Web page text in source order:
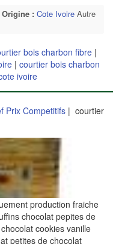
Origine : Cote Ivoire Autre
bois charbon fibre |
| courtier bois charbon
ivoire
Prix Competitifs| courtier
production fraiche
chocolat pepites de
cookies vanille
petites de chocolat